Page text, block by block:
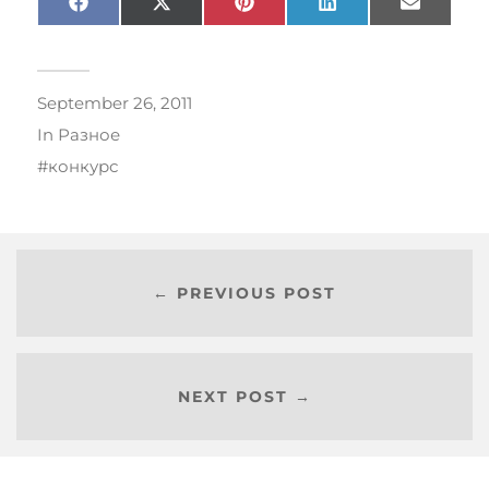
Facebook X
(Twitter)
Pinterest LinkedIn Email
September 26, 2011
In Разное
конкурс
← PREVIOUS POST
NEXT POST →